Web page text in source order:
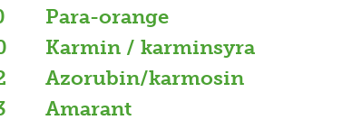
Para-orange
Karmin / karminsyra
Azorubin/karmosin
Amarant